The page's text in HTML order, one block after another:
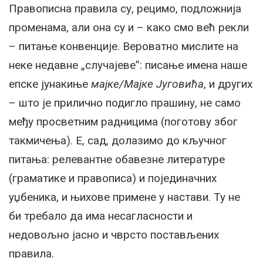
Правописна правила су, рецимо, подложнија
променама, али она су и – како смо већ рекли
– питање конвенције. Вероватно мислите на
неке недавне „случајеве”: писање имена наше
епске јунакиње мајке/Мајке Југовића, и других
– што је прилично подигло прашину, не само
међу просветним радницима (поготову због
такмичења). Е, сад, долазимо до кључног
питања: релевантне обавезне литературе
(граматике и правописа) и појединачних
уџбеника, и њихове примене у настави. Ту не
би требало да има несагласности и
недовољно јасно и чврсто постављених
правила.